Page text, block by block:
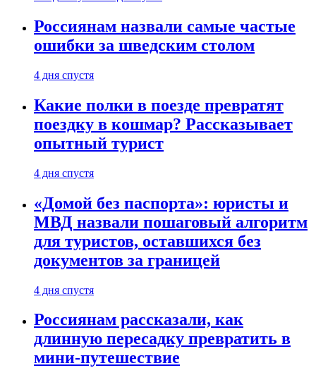
Россиянам назвали самые частые
ошибки за шведским столом
4 дня спустя
Какие полки в поезде превратят
поездку в кошмар? Рассказывает
опытный турист
4 дня спустя
«Домой без паспорта»: юристы и
МВД назвали пошаговый алгоритм
для туристов, оставшихся без
документов за границей
4 дня спустя
Россиянам рассказали, как
длинную пересадку превратить в
мини-путешествие